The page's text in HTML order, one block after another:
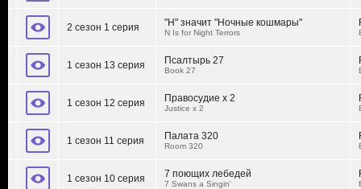
2 сезон 1 серия "Н" значит "Ночные кошмары"
N Is for Night Terrors
1 сезон 13 серия Псалтырь 27
Book 27
1 сезон 12 серия Правосудие x 2
Justice x 2
1 сезон 11 серия Палата 320
Room 320
1 сезон 10 серия 7 поющих лебедей
7 Swans a Singin'